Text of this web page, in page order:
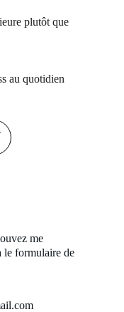
plutôt que
au quotidien
me
le formulaire de